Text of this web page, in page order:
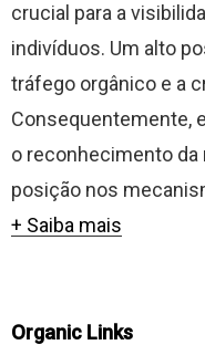
crucial para a
indivíduos. Um alto
tráfego orgânico e a
Consequentemente,
o reconhecimento da
posição nos
+ Saiba mais
Organic Links